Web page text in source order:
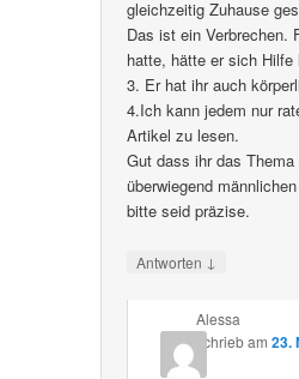
gleichzeitig Zuhause
Das ist ein Verbrechen.
hatte, hätte er sich Hilfe
3. Er hat ihr auch
4.Ich kann jedem nur
Artikel zu lesen.
Gut dass ihr das
überwiegend
bitte seid präzise.
Antworten ↓
Alessa
schriebam 23.